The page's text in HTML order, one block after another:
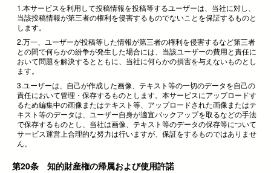
1.本サービスを利用して投稿情報を投稿等するユーザーは、当社に対し、
当該投稿情報が第三者の権利を侵害するものでないことを保証するものと
します。
2.万一、ユーザーが投稿等した情報が第三者の権利を侵害するなど第三者
との間で何らかの紛争が発生した場合には、当該ユーザーの費用と責任に
おいて問題を解決するとともに、当社に何らかの損害を与えないものとし
ます。
3.ユーザーは、自己が作成した画像、テキスト等の一切のデータを自己の
責任において管理・保存するものとします。本サービスにアップロードす
るため編集中の画像またはテキスト等、アップロードされた画像またはテ
キスト等のデータは、ユーザー自身が適宜バックアップを取るなどの手法
で保存するものとし、当社は画像、テキスト等のデータの保存等について
サービス運営上合理的な努力は行いますが、保証をするものではありませ
ん。
第20条 知的財産権の帰属および使用許諾